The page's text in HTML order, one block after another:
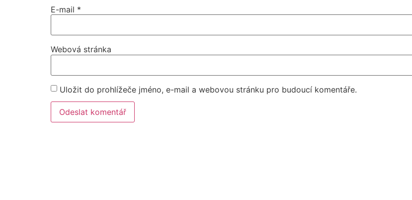
E-mail *
Webová stránka
Uložit do prohlížeče jméno, e-mail a webovou stránku pro budoucí komentáře.